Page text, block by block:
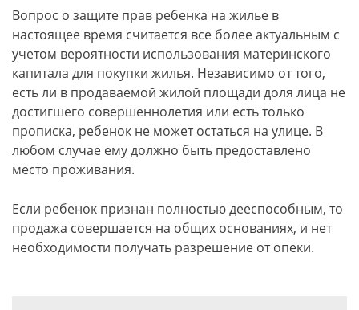
Вопрос о защите прав ребенка на жилье в
настоящее время считается все более актуальным с
учетом вероятности использования материнского
капитала для покупки жилья. Независимо от того,
есть ли в продаваемой жилой площади доля лица не
достигшего совершеннолетия или есть только
прописка, ребенок не может остаться на улице. В
любом случае ему должно быть предоставлено
место проживания.
Если ребенок признан полностью дееспособным, то
продажа совершается на общих основаниях, и нет
необходимости получать разрешение от опеки.